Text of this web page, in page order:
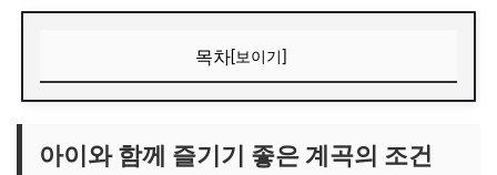
목차[보이기]
수심이 얕고 완만한 물놀이 공간
아이와 함께 즐기기 좋은 계곡의 조건